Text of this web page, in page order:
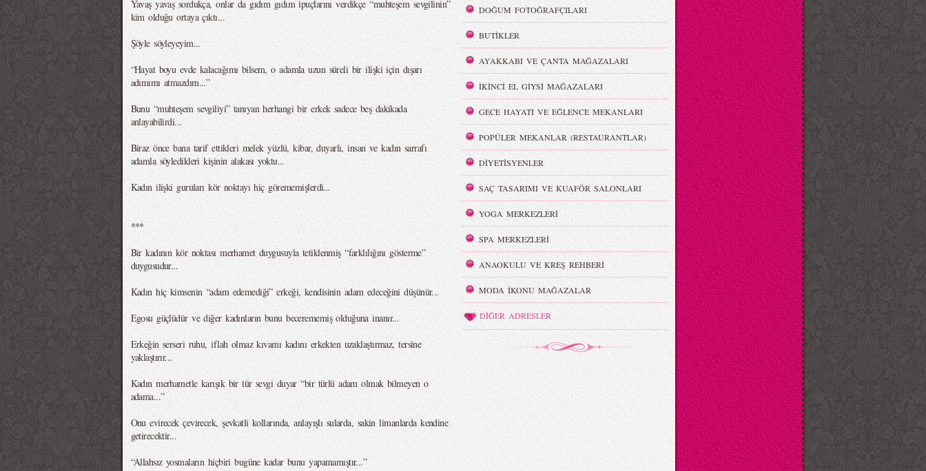
Yavaş yavaş sordukça, onlar da gıdım gıdım ipuçlarını verdikçe “muhteşem sevgilinin”
kim olduğu ortaya çıktı...
Şöyle söyleyeyim...
“Hayat boyu evde kalacağımı bilsem, o adamla uzun süreli bir ilişki için dışarı
adımımı atmazdım...”
Bunu “muhteşem sevgiliyi” tanıyan herhangi bir erkek sadece beş dakikada
anlayabilirdi...
Biraz önce bana tarif ettikleri melek yüzlü, kibar, duyarlı, insan ve kadın sarrafı
adamla söyledikleri kişinin alakası yoktu...
Kadın ilişki guruları kör noktayı hiç görememişlerdi...
***
Bir kadının kör noktası merhamet duygusuyla tetiklenmiş “farklılığını gösterme”
duygusudur...
Kadın hiç kimsenin “adam edemediği” erkeği, kendisinin adam edeceğini düşünür...
Egosu güçlüdür ve diğer kadınların bunu becerememiş olduğuna inanır...
Erkeğin serseri ruhu, iflah olmaz kıvamı kadını erkekten uzaklaştırmaz, tersine
yaklaştırır...
Kadın merhametle karışık bir tür sevgi duyar “bir türlü adam olmak bilmeyen o
adama...”
Onu evirecek çevirecek, şevkatli kollarında, anlayışlı sularda, sakin limanlarda kendine
getirecektir...
“Allahsız yosmaların hiçbiri bugüne kadar bunu yapamamıştır...”
DOĞUM FOTOĞRAFÇILARI
BUTİKLER
AYAKKABI VE ÇANTA MAĞAZALARI
İKİNCİ EL GİYSİ MAĞAZALARI
GECE HAYATI VE EĞLENCE MEKANLARI
POPÜLER MEKANLAR (RESTAURANTLAR)
DİYETİSYENLER
SAÇ TASARIMI VE KUAFÖR SALONLARI
YOGA MERKEZLERİ
SPA MERKEZLERİ
ANAOKULU VE KREŞ REHBERİ
MODA İKONU MAĞAZALAR
DİĞER ADRESLER